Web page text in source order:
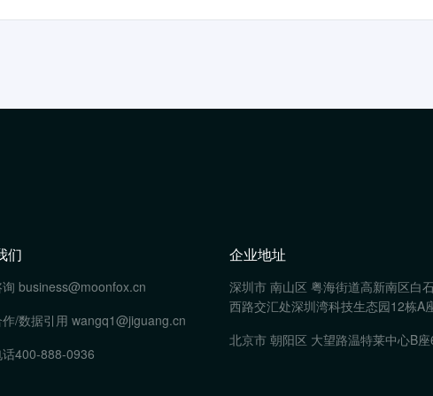
们
business@moonfox.cn
/数据引用 wangq1@jiguang.cn
400-888-0936
企业地址
深圳市 南山区 粤海街道高新南区白
西路交汇处深圳湾科技生态园12栋A
北京市 朝阳区 大望路温特莱中心B